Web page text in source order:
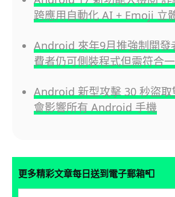
跨應用自動化 AI + Emoji 立
Android 來年9月推強制開發
費者仍可側裝程式但需符合
Android 新型攻擊 30 秒盜取
會影響所有 Android 手機
更多精彩文章每日送到電子郵箱📮